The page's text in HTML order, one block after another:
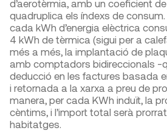
d’aerotèrmia, amb un coeficient
quadruplica els índexs de consum.
cada kWh d’energia elèctrica
4 kWh de tèrmica (sigui per a
més a més, la implantació de
amb comptadors bidireccionals -
deducció en les factures basada
i retornada a la xarxa a preu de
manera, per cada KWh induït, la
cèntims, i l’import total serà
habitatges.